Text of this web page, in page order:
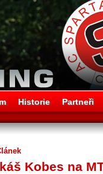
Historie Partneři
Kobes na